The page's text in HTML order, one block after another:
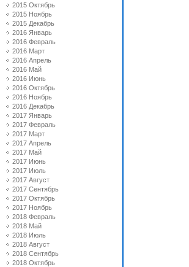
2015 Октябрь
2015 Ноябрь
2015 Декабрь
2016 Январь
2016 Февраль
2016 Март
2016 Апрель
2016 Май
2016 Июнь
2016 Октябрь
2016 Ноябрь
2016 Декабрь
2017 Январь
2017 Февраль
2017 Март
2017 Апрель
2017 Май
2017 Июнь
2017 Июль
2017 Август
2017 Сентябрь
2017 Октябрь
2017 Ноябрь
2018 Февраль
2018 Май
2018 Июль
2018 Август
2018 Сентябрь
2018 Октябрь